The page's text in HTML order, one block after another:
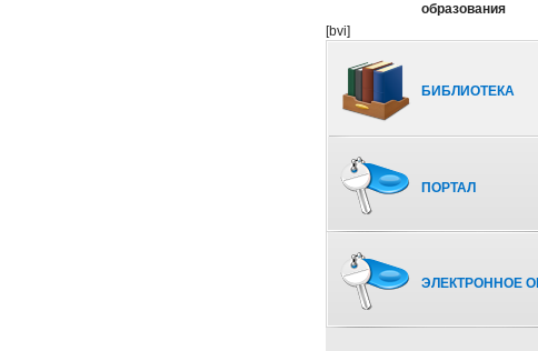
образования
[bvi]
БИБЛИОТЕКА
ПОРТАЛ
ЭЛЕКТРОННОЕ